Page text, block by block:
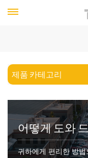
제품 카테고리
어떻게 도와
귀하에게 편리한 방